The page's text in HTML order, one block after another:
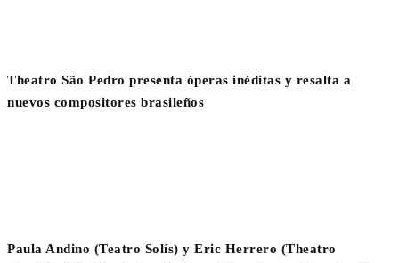
Theatro São Pedro presenta óperas inéditas y resalta a
nuevos compositores brasileños
Paula Andino (Teatro Solís) y Eric Herrero (Theatro